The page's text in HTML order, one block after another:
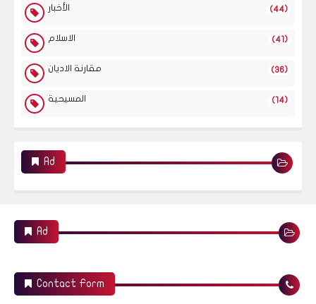
الأخبار (44)
الاسلام (41)
مقارنة الاديان (36)
المسيحية (14)
Ad
Ad
Contact Form